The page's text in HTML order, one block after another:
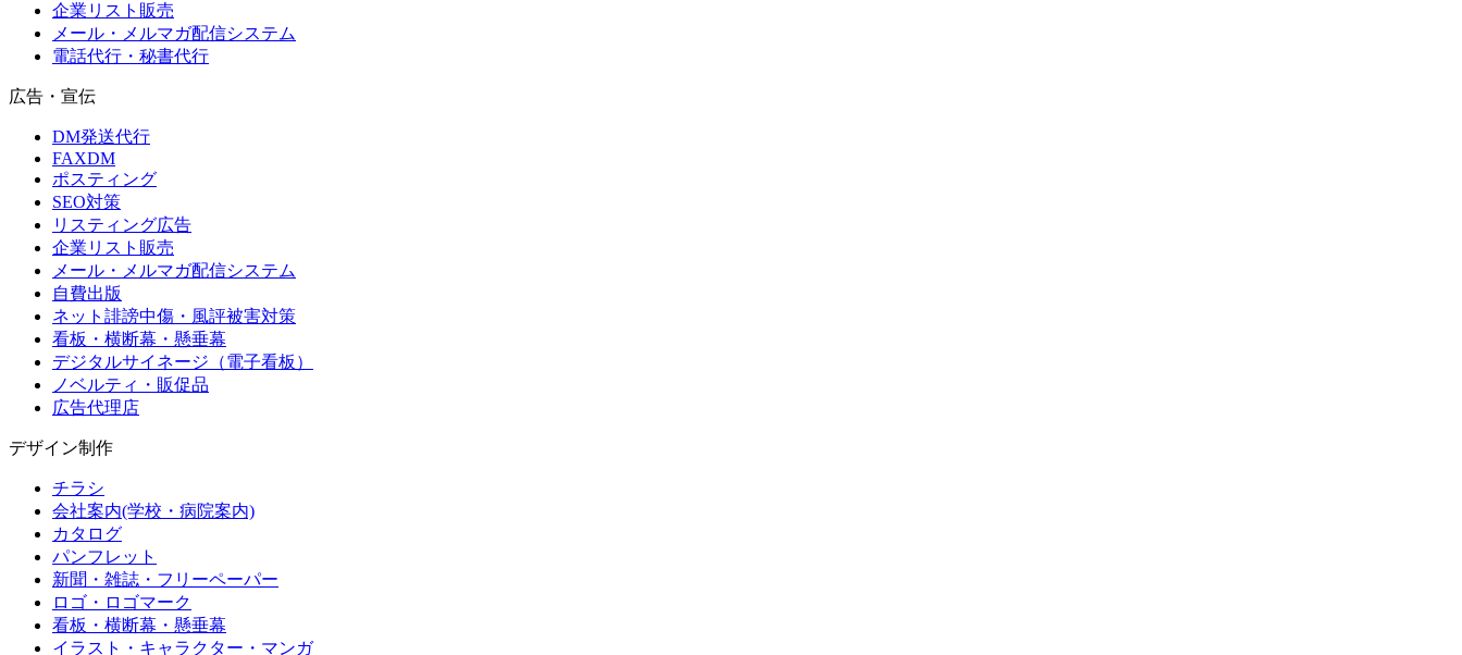
企業リスト販売
メール・メルマガ配信システム
電話代行・秘書代行
広告・宣伝
DM発送代行
FAXDM
ポスティング
SEO対策
リスティング広告
企業リスト販売
メール・メルマガ配信システム
自費出版
ネット誹謗中傷・風評被害対策
看板・横断幕・懸垂幕
デジタルサイネージ（電子看板）
ノベルティ・販促品
広告代理店
デザイン制作
チラシ
会社案内(学校・病院案内)
カタログ
パンフレット
新聞・雑誌・フリーペーパー
ロゴ・ロゴマーク
看板・横断幕・懸垂幕
イラスト・キャラクター・マンガ